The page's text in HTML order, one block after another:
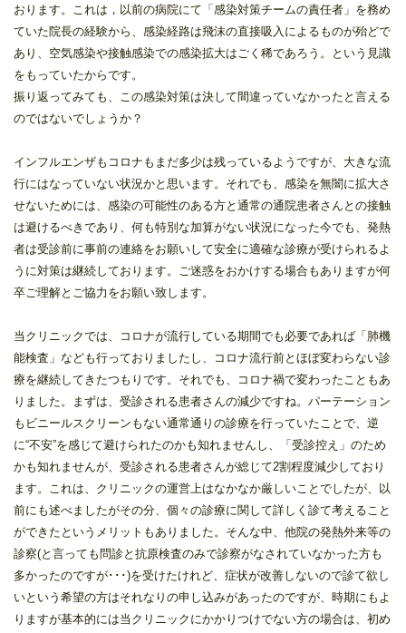
おります。これは，以前の病院にて「感染対策チームの責任者」を務め
ていた院長の経験から、感染経路は飛沫の直接吸入によるものが殆どで
あり、空気感染や接触感染での感染拡大はごく稀であろう。という見識
をもっていたからです。
振り返ってみても、この感染対策は決して間違っていなかったと言える
のではないでしょうか？
インフルエンザもコロナもまだ多少は残っているようですが、大きな流
行にはなっていない状況かと思います。それでも、感染を無闇に拡大さ
せないためには、感染の可能性のある方と通常の通院患者さんとの接触
は避けるべきであり、何も特別な加算がない状況になった今でも、発熱
者は受診前に事前の連絡をお願いして安全に適確な診療が受けられるよ
うに対策は継続しております。ご迷惑をおかけする場合もありますが何
卒ご理解とご協力をお願い致します。
当クリニックでは、コロナが流行している期間でも必要であれば「肺機
能検査」なども行っておりましたし、コロナ流行前とほぼ変わらない診
療を継続してきたつもりです。それでも、コロナ禍で変わったこともあ
りました。まずは、受診される患者さんの減少ですね。パーテーション
もビニールスクリーンもない通常通りの診療を行っていたことで、逆
に“不安”を感じて避けられたのかも知れませんし、「受診控え」のため
かも知れませんが、受診される患者さんが総じて2割程度減少しており
ます。これは、クリニックの運営上はなかなか厳しいことでしたが、以
前にも述べましたがその分、個々の診療に関して詳しく診て考えること
ができたというメリットもありました。そんな中、他院の発熱外来等の
診察(と言っても問診と抗原検査のみで診察がなされていなかった方も
多かったのですが･･･)を受けたけれど、症状が改善しないので診て欲し
いという希望の方はそれなりの申し込みがあったのですが、時期にもよ
りますが基本的には当クリニックにかかりつけでない方の場合は、初め